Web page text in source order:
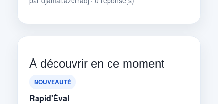
À découvrir en ce moment
NOUVEAUTÉ
Rapid'Éval